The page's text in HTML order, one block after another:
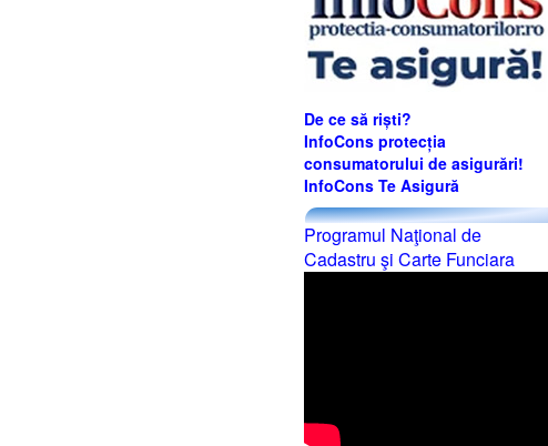
De ce să riști?
InfoCons protecția
consumatorului de asigurări!
InfoCons Te Asigură
Programul Naţional de
Cadastru şi Carte Funciara